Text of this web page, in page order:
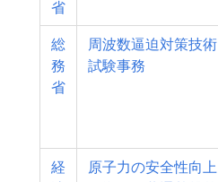
省
総
務
省
周波数逼迫対策技術
試験事務
経
原子力の安全性向上